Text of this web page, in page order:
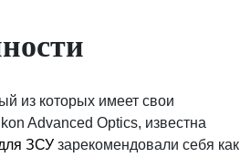
из которых имеет свои
Advanced Optics, известна
ЗСУ зарекомендовали себя как